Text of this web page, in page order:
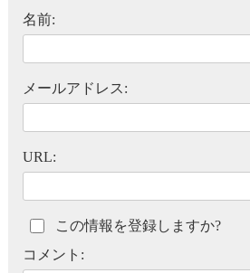
名前:
メールアドレス:
URL:
この情報を登録しますか?
コメント: